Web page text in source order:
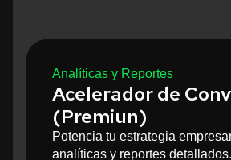
Analíticas y Reportes
Acelerador de
(Premiun)
Potencia tu estrategia
analíticas y reportes